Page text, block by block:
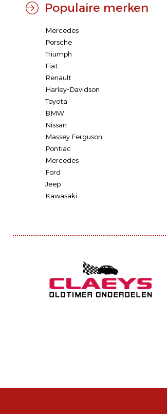
Populaire merken
Mercedes
Porsche
Triumph
Fiat
Renault
Harley-Davidson
Toyota
BMW
Nissan
Massey Ferguson
Pontiac
Mercedes
Ford
Jeep
Kawasaki